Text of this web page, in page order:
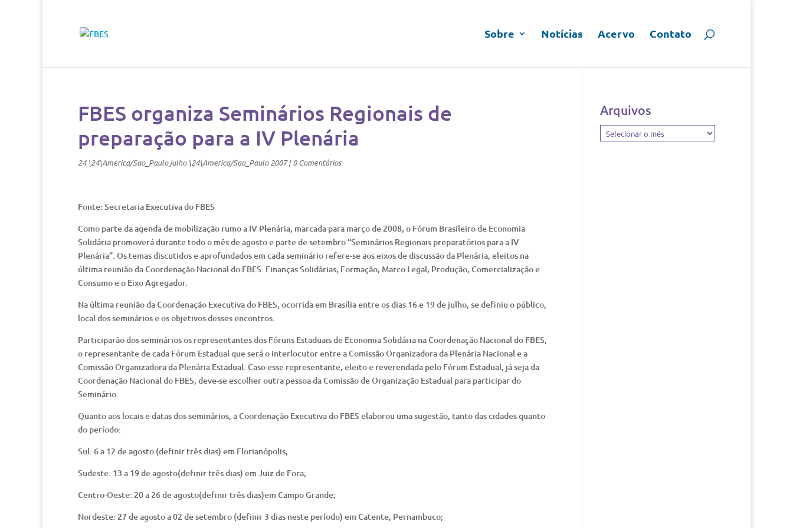
Sobre Notícias Acervo Contato
FBES organiza Seminários Regionais de
preparação para a IV Plenária
24 \24\America/Sao_Paulo julho \24\America/Sao_Paulo 2007|0 Comentários
Fonte: Secretaria Executiva do FBES
Como parte da agenda de mobilização rumo a IV Plenária, marcada para março de 2008, o Fórum Brasileiro de Economia
Solidária promoverá durante todo o mês de agosto e parte de setembro “Seminários Regionais preparatórios para a IV
Plenária”. Os temas discutidos e aprofundados em cada seminário refere-se aos eixos de discussão da Plenária, eleitos na
última reunião da Coordenação Nacional do FBES: Finanças Solidárias; Formação; Marco Legal; Produção, Comercialização e
Consumo e o Eixo Agregador.
Na última reunião da Coordenação Executiva do FBES, ocorrida em Brasília entre os dias 16 e 19 de julho, se definiu o público,
local dos seminários e os objetivos desses encontros.
Participarão dos seminários os representantes dos Fóruns Estaduais de Economia Solidária na Coordenação Nacional do FBES,
o representante de cada Fórum Estadual que será o interlocutor entre a Comissão Organizadora da Plenária Nacional e a
Comissão Organizadora da Plenária Estadual. Caso esse representante, eleito e reverendada pelo Fórum Estadual, já seja da
Coordenação Nacional do FBES, deve-se escolher outra pessoa da Comissão de Organização Estadual para participar do
Seminário.
Quanto aos locais e datas dos seminários, a Coordenação Executiva do FBES elaborou uma sugestão, tanto das cidades quanto
do período:
Sul: 6 a 12 de agosto (definir três dias) em Florianópolis;
Sudeste: 13 a 19 de agosto(definir três dias) em Juiz de Fora;
Centro-Oeste: 20 a 26 de agosto(definir três dias)em Campo Grande;
Nordeste: 27 de agosto a 02 de setembro (definir 3 dias neste período) em Catente, Pernambuco;
Arquivos
Arquivos